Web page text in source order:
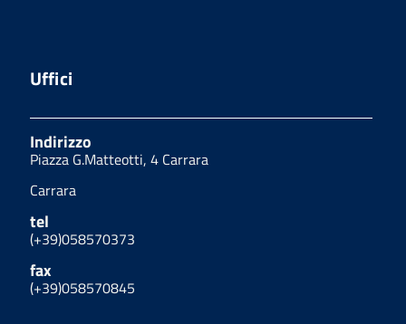
Uffici
Indirizzo
Piazza G.Matteotti, 4 Carrara
Carrara
tel
(+39)058570373
fax
(+39)058570845